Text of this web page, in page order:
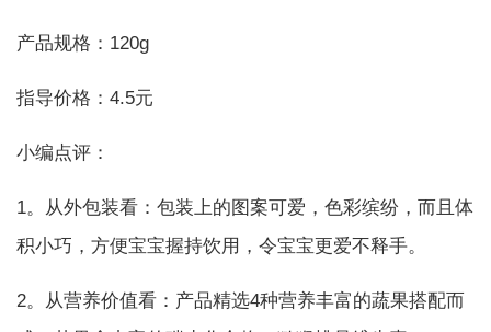
产品规格：120g
指导价格：4.5元
小编点评：
1。从外包装看：包装上的图案可爱，色彩缤纷，而且体
积小巧，方便宝宝握持饮用，令宝宝更爱不释手。
2。从营养价值看：产品精选4种营养丰富的蔬果搭配而